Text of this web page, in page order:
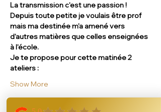
La transmission c'est une passion !
Depuis toute petite je voulais être prof
mais ma destinée m'a amené vers
d'autres matières que celles enseignées
à l'école.
Je te propose pour cette matinée 2
ateliers :
Show More